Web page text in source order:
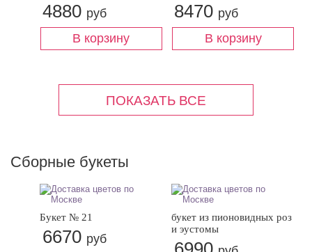
4880 руб 8470 руб
Сборные букеты
Букет № 21
6670 руб
букет из пионовидных роз
и эустомы